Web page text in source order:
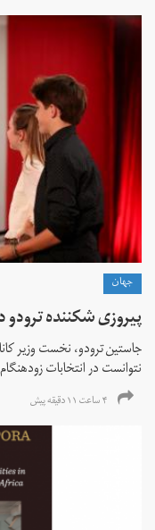
جهان
پیروزی شکننده ترودو
جاستین ترودو، نخست وزیر
نتوانست در انتخابات
۴ ساعت ۱۱ دقیقه پیش